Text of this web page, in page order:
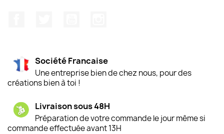
Société Francaise
Une entreprise bien de chez nous, pour des
créations bien à toi !
Livraison sous 48H
Préparation de votre commande le jour même si
commande effectuée avant 13H